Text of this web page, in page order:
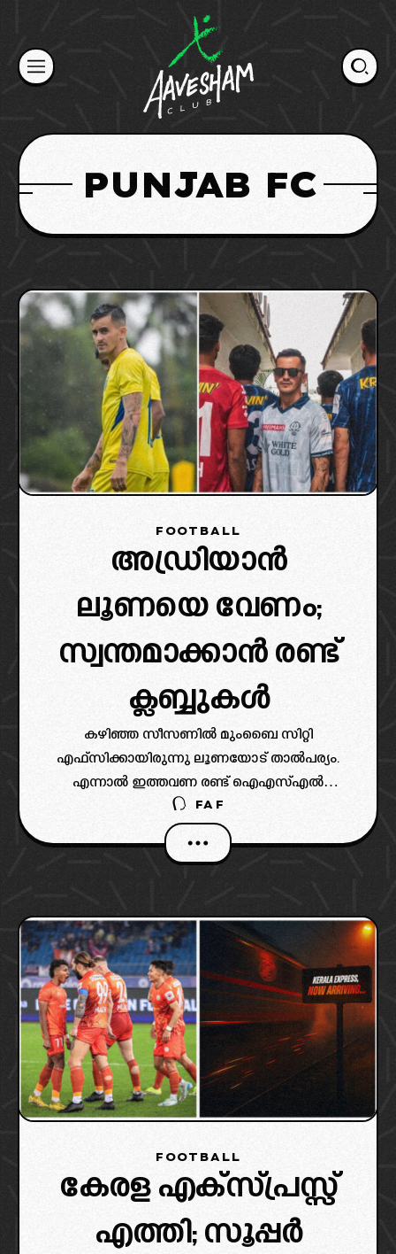
content
PUNJAB FC
FOOTBALL
അഡ്രിയാൻ
ലൂണയെ വേണം;
സ്വന്തമാക്കാൻ രണ്ട്
ക്ലബ്ബുകൾ
കഴിഞ്ഞ സീസണിൽ മുംബൈ സിറ്റി
എഫ്സിക്കായിരുന്നു ലൂണയോട് താൽപര്യം.
എന്നാൽ ഇത്തവണ രണ്ട് ഐഎസ്എൽ
ക്ലബ്ബുകളാണ് താരത്തിന് പിന്നാലെയുള്ളത്.
FAF
FOOTBALL
കേരള എക്സ്പ്രസ്സ്‌
എത്തി; സൂപ്പർ